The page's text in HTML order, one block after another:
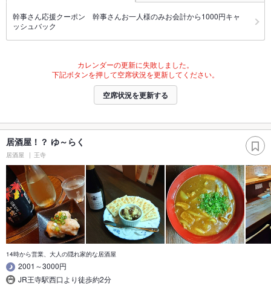
幹事さん応援クーポン 幹事さんお一人様のみお会計から1000円キャ
ッシュバック
カレンダーの更新に失敗しました。
下記ボタンを押して空席状況を更新してください。
空席状況を更新する
居酒屋！？ ゆ～らく
居酒屋 王寺
14時から営業、大人の隠れ家的な居酒屋
2001～3000円
JR王寺駅西口より徒歩約2分